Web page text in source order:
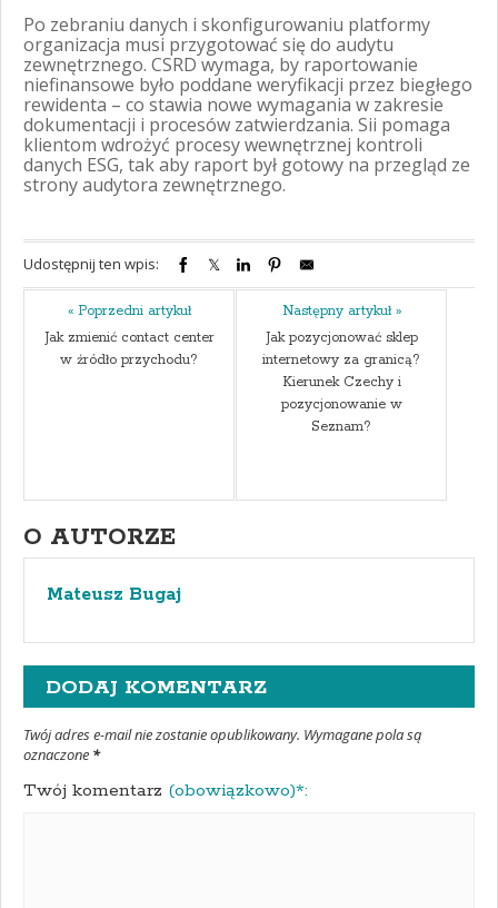
Po zebraniu danych i skonfigurowaniu platformy
organizacja musi przygotować się do audytu
zewnętrznego. CSRD wymaga, by raportowanie
niefinansowe było poddane weryfikacji przez biegłego
rewidenta – co stawia nowe wymagania w zakresie
dokumentacji i procesów zatwierdzania. Sii pomaga
klientom wdrożyć procesy wewnętrznej kontroli
danych ESG, tak aby raport był gotowy na przegląd ze
strony audytora zewnętrznego.
Udostępnij ten wpis:
« Poprzedni artykuł
Jak zmienić contact center
w źródło przychodu?
Następny artykuł »
Jak pozycjonować sklep
internetowy za granicą?
Kierunek Czechy i
pozycjonowanie w
Seznam?
O AUTORZE
Mateusz Bugaj
DODAJ KOMENTARZ
Twój adres e-mail nie zostanie opublikowany. Wymagane pola są
oznaczone *
Twój komentarz (obowiązkowo)*: